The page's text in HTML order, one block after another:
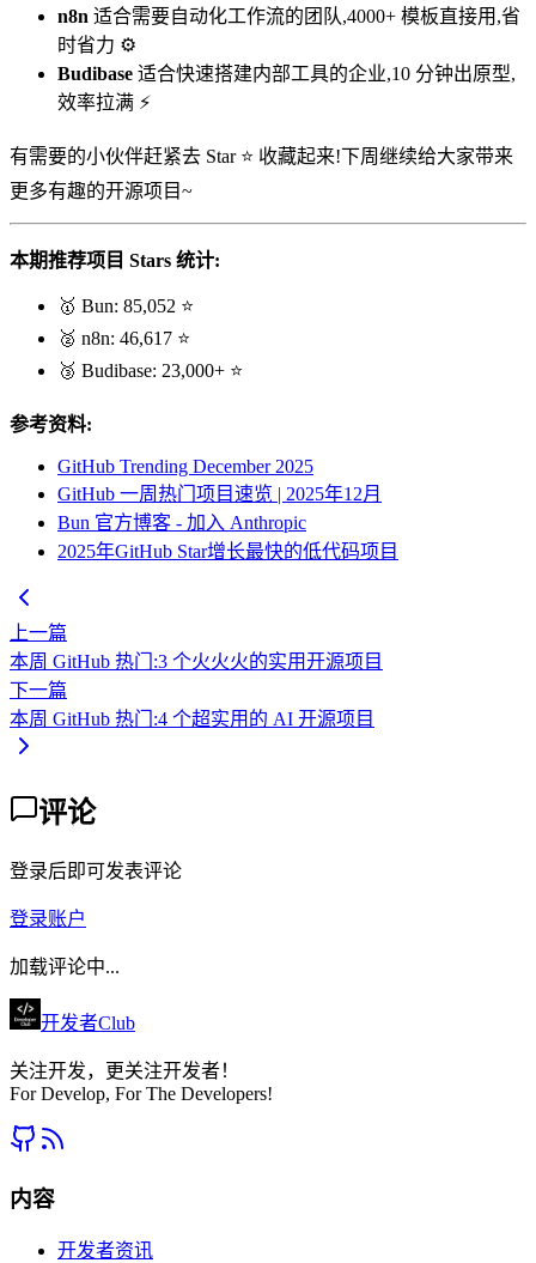
n8n 适合需要自动化工作流的团队,4000+ 模板直接用,省
时省力 ⚙️
Budibase 适合快速搭建内部工具的企业,10 分钟出原型,
效率拉满 ⚡
有需要的小伙伴赶紧去 Star ⭐ 收藏起来!下周继续给大家带来
更多有趣的开源项目~
本期推荐项目 Stars 统计:
🥇 Bun: 85,052 ⭐
🥈 n8n: 46,617 ⭐
🥉 Budibase: 23,000+ ⭐
参考资料:
GitHub Trending December 2025
GitHub 一周热门项目速览 | 2025年12月
Bun 官方博客 - 加入 Anthropic
2025年GitHub Star增长最快的低代码项目
上一篇
本周 GitHub 热门:3 个火火火的实用开源项目
下一篇
本周 GitHub 热门:4 个超实用的 AI 开源项目
评论
登录后即可发表评论
登录账户
加载评论中...
开发者Club
关注开发，更关注开发者！
For Develop, For The Developers!
内容
开发者资讯